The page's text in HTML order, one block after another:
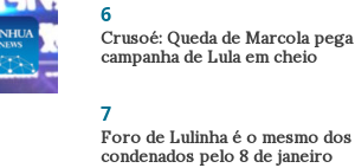
6
Crusoé: Queda de Marcola pega
campanha de Lula em cheio
7
Foro de Lulinha é o mesmo dos
condenados pelo 8 de janeiro